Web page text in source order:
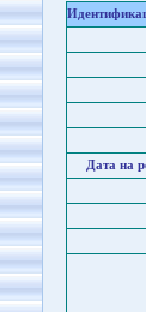
Дата на